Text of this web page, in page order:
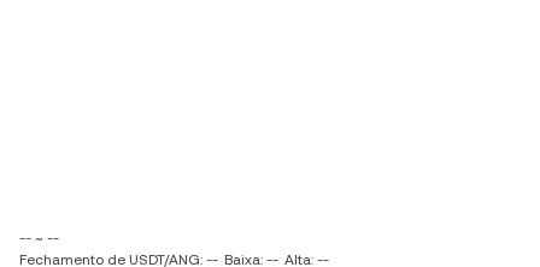
-- ~ --
Fechamento de USDT/ANG: -- Baixa: -- Alta: --